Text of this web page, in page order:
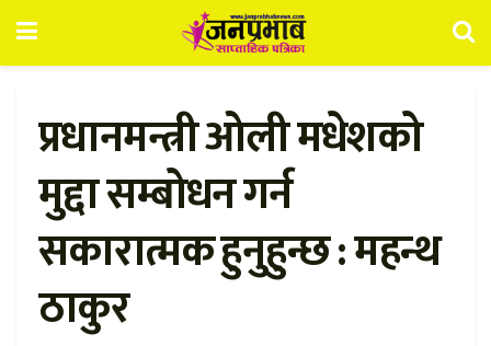
प्रधानमन्त्री ओली मधेशको
मुद्दा सम्बोधन गर्न
सकारात्मक हुनुहुन्छ : महन्थ
ठाकुर